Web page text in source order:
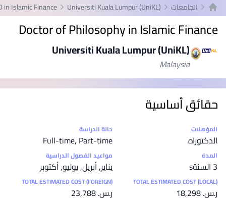
الصفحة الرئيسية
الجامعات Universiti Kuala Lumpur (UniKL)
in Islamic Finance
Doctor of Philosophy in Islamic Finance
Universiti Kuala Lumpur (UniKL)
Malaysia
حقائق أساسية
إحصائيات
المؤهلات
الدكتوراه
حالة الدراسة
Full-time, Part-time
المدة
3 السنةs
مواعيد الفصول الدراسية
يناير, أبريل, يوليو, أكتوبر
TOTAL ESTIMATED COST (LOCAL)
ر.س.‏ 18,298
TOTAL ESTIMATED COST (FOREIGN)
ر.س.‏ 23,788